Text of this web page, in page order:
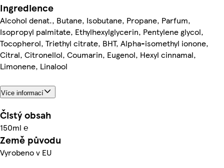
Ingredience
Alcohol denat., Butane, Isobutane, Propane, Parfum,
Isopropyl palmitate, Ethylhexylglycerin, Pentylene glycol,
Tocopherol, Triethyl citrate, BHT, Alpha-isomethyl ionone,
Citral, Citronellol, Coumarin, Eugenol, Hexyl cinnamal,
Limonene, Linalool
Více informací
Čistý obsah
150ml ℮
Země původu
Vyrobeno v EU